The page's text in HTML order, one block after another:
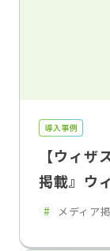
導入事例
【ウィ
掲載』ウ
gerを導
メディア